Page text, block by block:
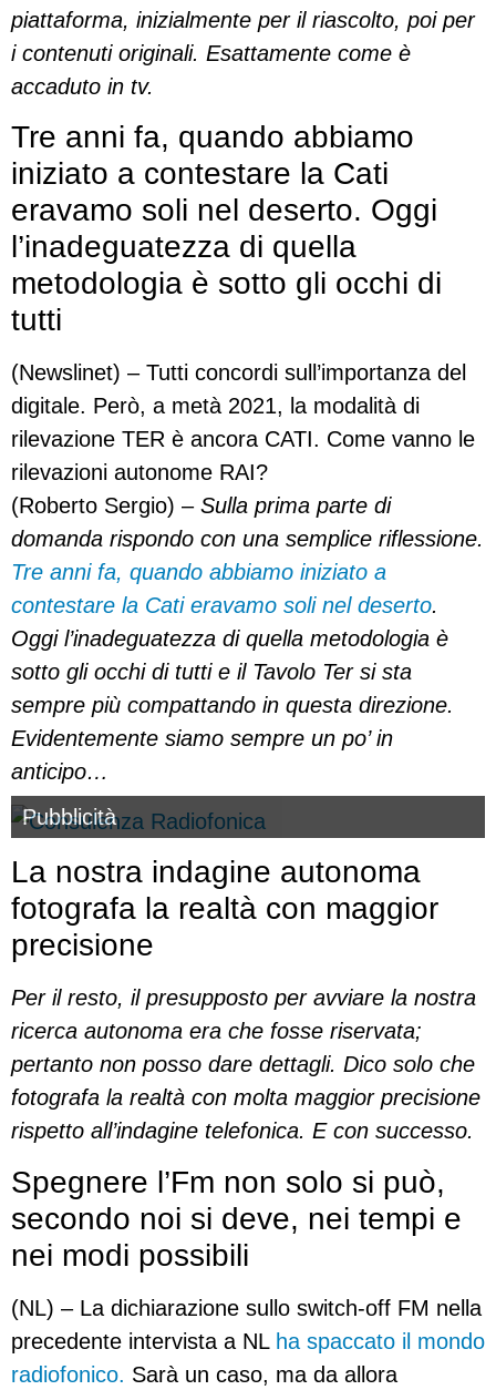
piattaforma, inizialmente per il riascolto, poi per
i contenuti originali. Esattamente come è
accaduto in tv.
Tre anni fa, quando abbiamo
iniziato a contestare la Cati
eravamo soli nel deserto. Oggi
l’inadeguatezza di quella
metodologia è sotto gli occhi di
tutti
(Newslinet) – Tutti concordi sull’importanza del
digitale. Però, a metà 2021, la modalità di
rilevazione TER è ancora CATI. Come vanno le
rilevazioni autonome RAI?
(Roberto Sergio) – Sulla prima parte di
domanda rispondo con una semplice riflessione.
Tre anni fa, quando abbiamo iniziato a
contestare la Cati eravamo soli nel deserto.
Oggi l’inadeguatezza di quella metodologia è
sotto gli occhi di tutti e il Tavolo Ter si sta
sempre più compattando in questa direzione.
Evidentemente siamo sempre un po’ in
anticipo…
Pubblicità
La nostra indagine autonoma
fotografa la realtà con maggior
precisione
Per il resto, il presupposto per avviare la nostra
ricerca autonoma era che fosse riservata;
pertanto non posso dare dettagli. Dico solo che
fotografa la realtà con molta maggior precisione
rispetto all’indagine telefonica. E con successo.
Spegnere l’Fm non solo si può,
secondo noi si deve, nei tempi e
nei modi possibili
(NL) – La dichiarazione sullo switch-off FM nella
precedente intervista a NL ha spaccato il mondo
radiofonico. Sarà un caso, ma da allora